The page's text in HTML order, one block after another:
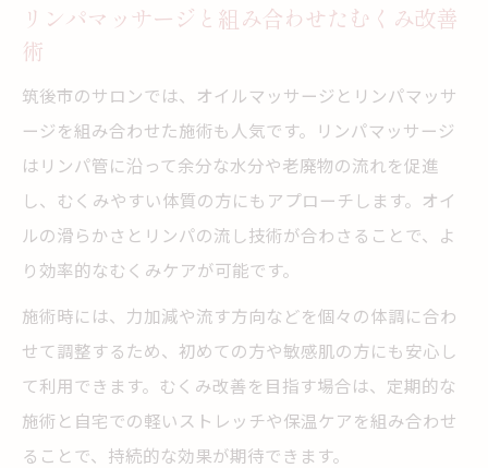
リンパマッサージと組み合わせたむくみ改善
術
筑後市のサロンでは、オイルマッサージとリンパマッサ
ージを組み合わせた施術も人気です。リンパマッサージ
はリンパ管に沿って余分な水分や老廃物の流れを促進
し、むくみやすい体質の方にもアプローチします。オイ
ルの滑らかさとリンパの流し技術が合わさることで、よ
り効率的なむくみケアが可能です。
施術時には、力加減や流す方向などを個々の体調に合わ
せて調整するため、初めての方や敏感肌の方にも安心し
て利用できます。むくみ改善を目指す場合は、定期的な
施術と自宅での軽いストレッチや保温ケアを組み合わせ
ることで、持続的な効果が期待できます。